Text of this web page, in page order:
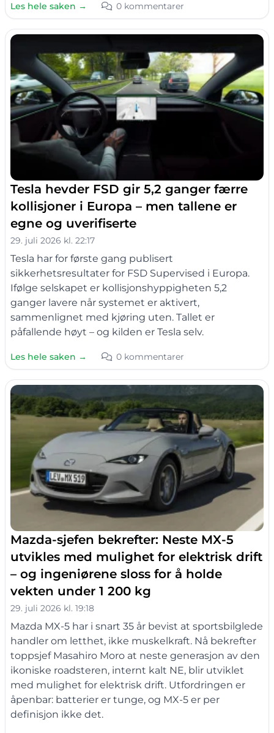
Les hele saken → 0 kommentarer
Tesla hevder FSD gir 5,2 ganger færre
kollisjoner i Europa – men tallene er
egne og uverifiserte
29. juli 2026 kl. 22:17
Tesla har for første gang publisert
sikkerhetsresultater for FSD Supervised i Europa.
Ifølge selskapet er kollisjonshyppigheten 5,2
ganger lavere når systemet er aktivert,
sammenlignet med kjøring uten. Tallet er
påfallende høyt – og kilden er Tesla selv.
Les hele saken → 0 kommentarer
Mazda-sjefen bekrefter: Neste MX-5
utvikles med mulighet for elektrisk drift
– og ingeniørene sloss for å holde
vekten under 1 200 kg
29. juli 2026 kl. 19:18
Mazda MX-5 har i snart 35 år bevist at sportsbilglede
handler om letthet, ikke muskelkraft. Nå bekrefter
toppsjef Masahiro Moro at neste generasjon av den
ikoniske roadsteren, internt kalt NE, blir utviklet
med mulighet for elektrisk drift. Utfordringen er
åpenbar: batterier er tunge, og MX-5 er per
definisjon ikke det.